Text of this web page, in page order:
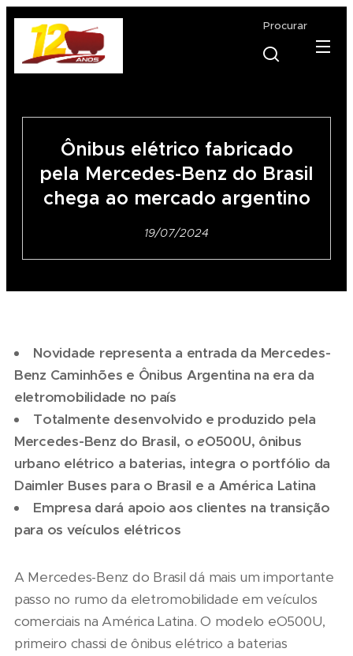
Procurar
Ônibus elétrico fabricado
pela Mercedes-Benz do Brasil
chega ao mercado argentino
19/07/2024
Novidade representa a entrada da Mercedes-
Benz Caminhões e Ônibus Argentina na era da
eletromobilidade no país
Totalmente desenvolvido e produzido pela
Mercedes-Benz do Brasil, oeO500U, ônibus
urbano elétrico a baterias, integra o portfólio da
Daimler Buses para o Brasil e a América Latina
Empresa dará apoio aos clientes na transição
para os veículos elétricos
A Mercedes-Benz do Brasil dá mais um importante
passo no rumo da eletromobilidade em veículos
comerciais na América Latina. O modelo eO500U,
primeiro chassi de ônibus elétrico a baterias